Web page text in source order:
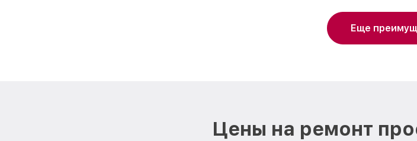
Еще
Цены на ремонт